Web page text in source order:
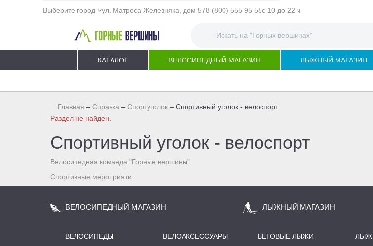
Выберите город ул. Матроса Железняка, дом 578 (800) 555 95 58с 10 до 22 ч
КАТАЛОГ ВЕЛОСИПЕДНЫЙ МАГАЗИН ЛЫЖНЫЙ МАГАЗИН
Главная – Справка – Спортуголок – Спортивный уголок - велоспорт
Раздел не найден.
Спортивный уголок - велоспорт
Велосипедная команда "Горные вершины"
Спортивные мероприяти
ВЕЛОСИПЕДНЫЙ МАГАЗИН
ВЕЛОСИПЕДЫ ВЕЛОАКСЕССУАРЫ
ЛЫЖНЫЙ МАГАЗИН
БЕГОВЫЕ ЛЫЖИ